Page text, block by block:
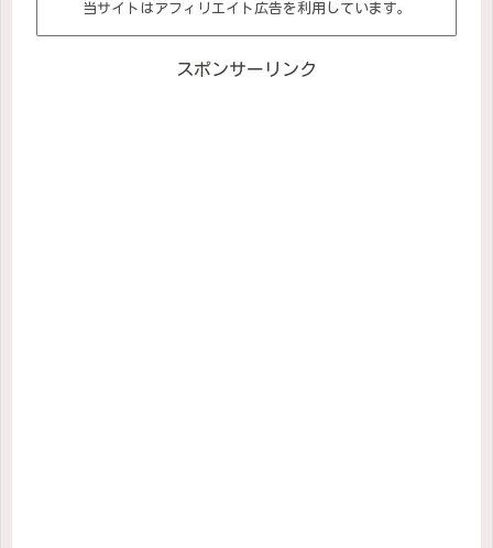
当サイトはアフィリエイト広告を利用しています。
スポンサーリンク